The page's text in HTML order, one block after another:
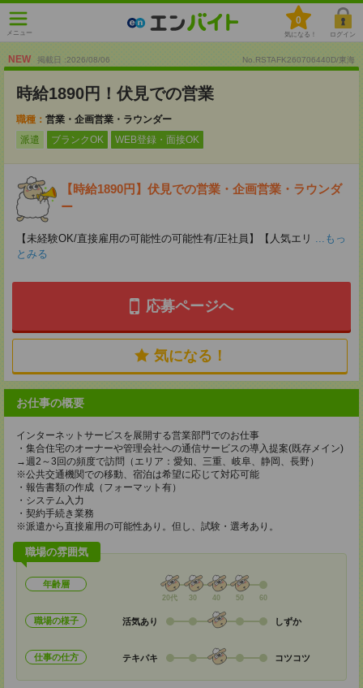
メニュー
0
気になる！ ログイン
NEW 掲載日 :2026/08/06 No.RSTAFK260706440D/東海
時給1890円！伏見での営業
職種： 営業・企画営業・ラウンダー
派遣
ブランクOK WEB登録・面接OK
【時給1890円】伏見での営業・企画営業・ラウンダ
ー
【未経験OK/直接雇用の可能性の可能性有/正社員】【人気エリ ...もっ
とみる
応募ページへ
気になる！
お仕事の概要
インターネットサービスを展開する営業部門でのお仕事
・集合住宅のオーナーや管理会社への通信サービスの導入提案(既存メイン)
→週2～3回の頻度で訪問（エリア：愛知、三重、岐阜、静岡、長野）
※公共交通機関での移動、宿泊は希望に応じて対応可能
・報告書類の作成（フォーマット有）
・システム入力
・契約手続き業務
※派遣から直接雇用の可能性あり。但し、試験・選考あり。
職場の雰囲気
年齢層
20代 30 40 50 60
職場の様子 活気あり しずか
仕事の仕方 テキパキ コツコツ